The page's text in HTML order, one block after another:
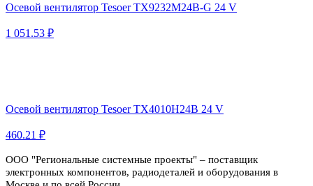
Осевой вентилятор Tesoer TX9232M24B-G 24 V
1 051.53 ₽
Осевой вентилятор Tesoer TX4010H24B 24 V
460.21 ₽
ООО "Региональные системные проекты" – поставщик
электронных компонентов, радиодеталей и оборудования в